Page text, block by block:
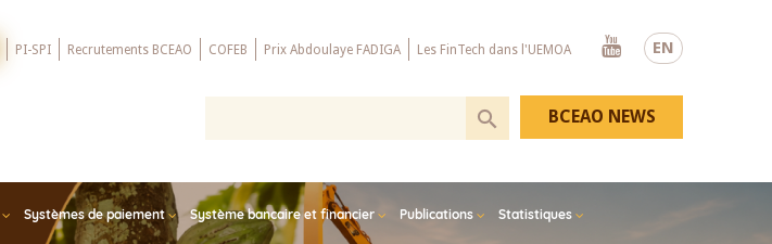
EN
PI-SPI Recrutements BCEAO COFEB Prix Abdoulaye FADIGA Les FinTech dans l'UEMOA
Youtube
Systèmes de paiement Système bancaire et financier Publications Statistiques
BCEAO NEWS